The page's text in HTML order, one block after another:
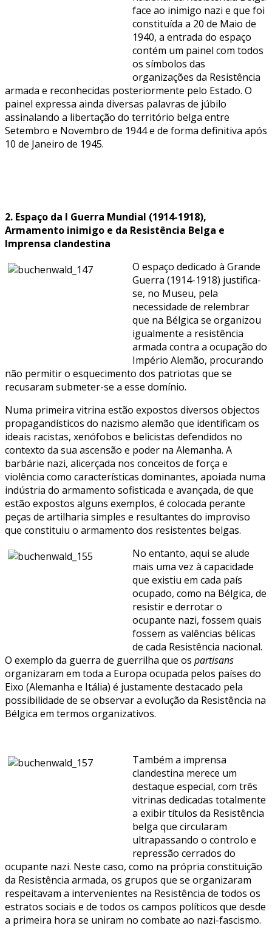
face ao inimigo nazi e que foi
constituída a 20 de Maio de
1940, a entrada do espaço
contém um painel com todos
os símbolos das
organizações da Resistência
armada e reconhecidas posteriormente pelo Estado. O
painel expressa ainda diversas palavras de júbilo
assinalando a libertação do território belga entre
Setembro e Novembro de 1944 e de forma definitiva após
10 de Janeiro de 1945.
2. Espaço da I Guerra Mundial (1914-1918),
Armamento inimigo e da Resistência Belga e
Imprensa clandestina
O espaço dedicado à Grande
Guerra (1914-1918) justifica-
se, no Museu, pela
necessidade de relembrar
que na Bélgica se organizou
igualmente a resistência
armada contra a ocupação do
Império Alemão, procurando
não permitir o esquecimento dos patriotas que se
recusaram submeter-se a esse domínio.
Numa primeira vitrina estão expostos diversos objectos
propagandísticos do nazismo alemão que identificam os
ideais racistas, xenófobos e belicistas defendidos no
contexto da sua ascensão e poder na Alemanha. A
barbárie nazi, alicerçada nos conceitos de força e
violência como características dominantes, apoiada numa
indústria do armamento sofisticada e avançada, de que
estão expostos alguns exemplos, é colocada perante
peças de artilharia simples e resultantes do improviso
que constituiu o armamento dos resistentes belgas.
No entanto, aqui se alude
mais uma vez à capacidade
que existiu em cada país
ocupado, como na Bélgica, de
resistir e derrotar o
ocupante nazi, fossem quais
fossem as valências bélicas
de cada Resistência nacional.
O exemplo da guerra de guerrilha que os partisans
organizaram em toda a Europa ocupada pelos países do
Eixo (Alemanha e Itália) é justamente destacado pela
possibilidade de se observar a evolução da Resistência na
Bélgica em termos organizativos.
Também a imprensa
clandestina merece um
destaque especial, com três
vitrinas dedicadas totalmente
a exibir títulos da Resistência
belga que circularam
ultrapassando o controlo e
repressão cerrados do
ocupante nazi. Neste caso, como na própria constituição
da Resistência armada, os grupos que se organizaram
respeitavam a intervenientes na Resistência de todos os
estratos sociais e de todos os campos políticos que desde
a primeira hora se uniram no combate ao nazi-fascismo.